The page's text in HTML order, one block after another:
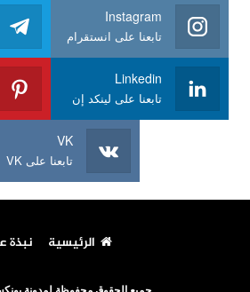
Instagram
تابعنا على انستقرام
Linkedin
تابعنا على لينكد إن
VK
تابعنا على VK
الرئيسية نبذة